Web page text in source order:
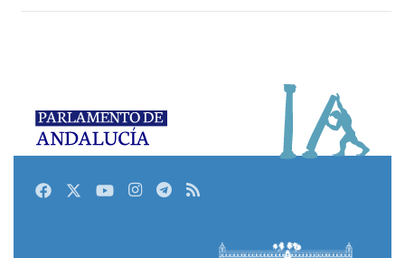
FacebookTwitterYoutubeInstagram
Telegram
RSS